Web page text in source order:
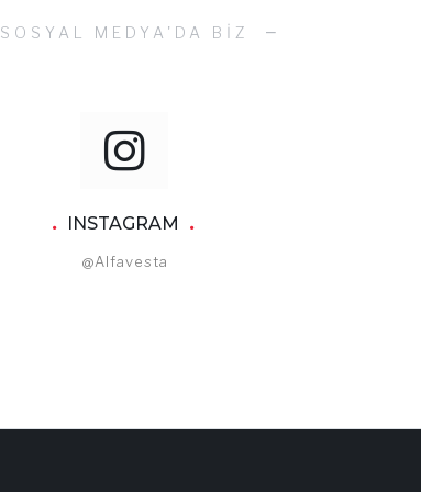
SOSYAL MEDYA'DA BİZ
INSTAGRAM
@alfavesta